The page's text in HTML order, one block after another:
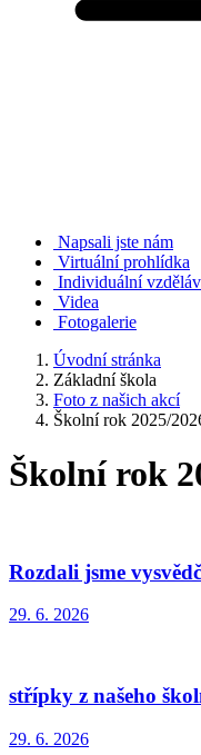
Napsali jste nám
Virtuální prohlídka
Individuální
Videa
Fotogalerie
Úvodní stránka
Základní škola
Foto z našich akcí
Školní rok 2025/
Školní rok
Rozdali jsme
29. 6. 2026
střípky z našeho
29. 6. 2026